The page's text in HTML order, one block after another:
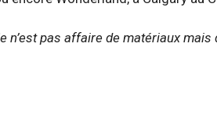
pas affaire de matériaux mais